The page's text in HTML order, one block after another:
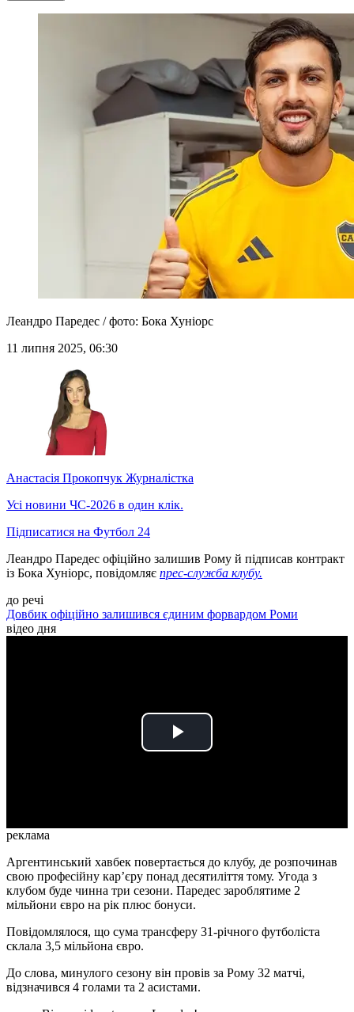
Леандро Паредес / фото: Бока Хуніорс
11 липня 2025, 06:30
Анастасія Прокопчук Журналістка
Усі новини ЧС-2026 в один клік.
Підписатися на Футбол 24
Леандро Паредес офіційно залишив Рому й підписав контракт
із Бока Хуніорс, повідомляє прес-служба клубу.
до речі
Довбик офіційно залишився єдиним форвардом Роми
відео дня
Play
реклама
Аргентинський хавбек повертається до клубу, де розпочинав
свою професійну кар’єру понад десятиліття тому. Угода з
клубом буде чинна три сезони. Паредес зароблятиме 2
мільйони євро на рік плюс бонуси.
Повідомлялося, що сума трансферу 31-річного футболіста
склала 3,5 мільйона євро.
До слова, минулого сезону він провів за Рому 32 матчі,
відзначився 4 голами та 2 асистами.